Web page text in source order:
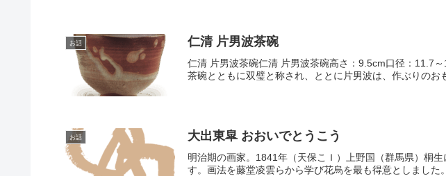
お話 仁清 片男波茶碗
仁清 片男波茶碗仁清 片男波茶碗高さ：9.5cm口径：11.7
茶碗とともに双璧と称され、ととに片男波は、作ぶりのお
お話 大出東皐 おおいでとうこう
明治期の画家。1841年（天保こＩ）上野国（群馬県）桐
す。画法を藤堂凌雲らから学び花烏を最も得意としました